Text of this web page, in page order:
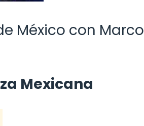
México con Marco
Mexicana